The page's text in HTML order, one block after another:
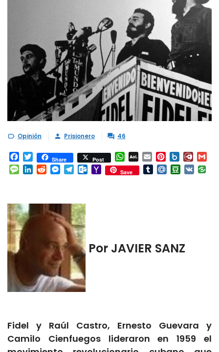
 Opinión  Prisionero  46
Facebook
TwitterShare Post WhatsApp
AOL
Mail
Email Pinterest
Box.net
Message
LinkedInRedditMessenger
TelegramOutlook.com
YahooSave TumblrMail.RuDouban
VK
Por JAVIER SANZ
Fidel y Raúl Castro, Ernesto Guevara y
Camilo Cienfuegos lideraron en 1959 el